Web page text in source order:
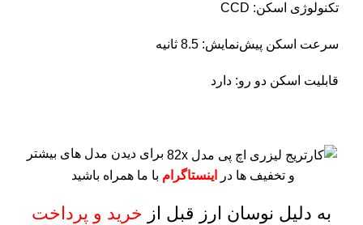
تکنولوژی اسکن: CCD
سرعت اسکن پیش‌نمایش: 8.5 ثانیه
قابلیت اسکن دو رو: دارد
برای دیدن مدل های بیشتر
و تخفیف ها در
اینستاگرام با ما همراه باشید
به دلیل نوسان ارز قبل از خرید و پرداخت